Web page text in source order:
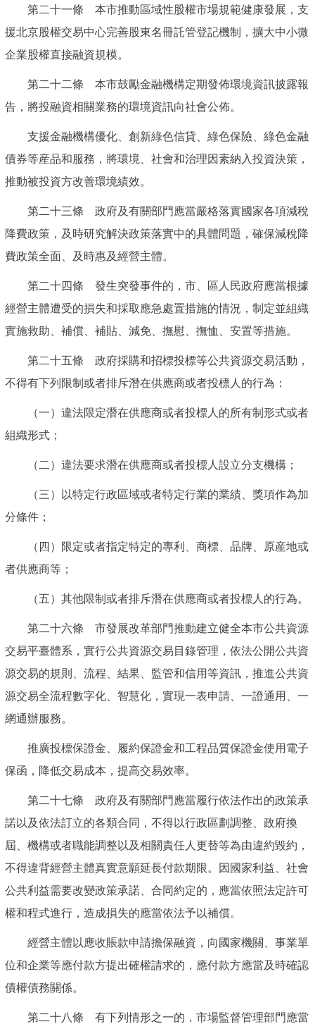
第二十一條 本市推動區域性股權市場規範健康發展，支
援北京股權交易中心完善股東名冊託管登記機制，擴大中小微
企業股權直接融資規模。
第二十二條 本市鼓勵金融機構定期發佈環境資訊披露報
告，將投融資相關業務的環境資訊向社會公佈。
支援金融機構優化、創新綠色信貸、綠色保險、綠色金融
債券等産品和服務，將環境、社會和治理因素納入投資決策，
推動被投資方改善環境績效。
第二十三條 政府及有關部門應當嚴格落實國家各項減稅
降費政策，及時研究解決政策落實中的具體問題，確保減稅降
費政策全面、及時惠及經營主體。
第二十四條 發生突發事件的，市、區人民政府應當根據
經營主體遭受的損失和採取應急處置措施的情況，制定並組織
實施救助、補償、補貼、減免、撫慰、撫恤、安置等措施。
第二十五條 政府採購和招標投標等公共資源交易活動，
不得有下列限制或者排斥潛在供應商或者投標人的行為：
（一）違法限定潛在供應商或者投標人的所有制形式或者
組織形式；
（二）違法要求潛在供應商或者投標人設立分支機構；
（三）以特定行政區域或者特定行業的業績、獎項作為加
分條件；
（四）限定或者指定特定的專利、商標、品牌、原産地或
者供應商等；
（五）其他限制或者排斥潛在供應商或者投標人的行為。
第二十六條 市發展改革部門推動建立健全本市公共資源
交易平臺體系，實行公共資源交易目錄管理，依法公開公共資
源交易的規則、流程、結果、監管和信用等資訊，推進公共資
源交易全流程數字化、智慧化，實現一表申請、一證通用、一
網通辦服務。
推廣投標保證金、履約保證金和工程品質保證金使用電子
保函，降低交易成本，提高交易效率。
第二十七條 政府及有關部門應當履行依法作出的政策承
諾以及依法訂立的各類合同，不得以行政區劃調整、政府換
屆、機構或者職能調整以及相關責任人更替等為由違約毀約，
不得違背經營主體真實意願延長付款期限。因國家利益、社會
公共利益需要改變政策承諾、合同約定的，應當依照法定許可
權和程式進行，造成損失的應當依法予以補償。
經營主體以應收賬款申請擔保融資，向國家機關、事業單
位和企業等應付款方提出確權請求的，應付款方應當及時確認
債權債務關係。
第二十八條 有下列情形之一的，市場監督管理部門應當